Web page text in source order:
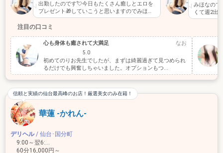
出勤したのです💘今日もたくさん癒しとエロを
プレゼント🎁していこうと思いますのでみほを
呼んでもらえたら嬉し…
みほなので
くて週2出
とでゆっ…
注目の口コミ
心も身体も癒されて大満足 なお
5.0
初めてのりお先生でしたが、まずは綺麗過ぎて見つめられ
るだけでも興奮しちゃいました。オプションもつ...
華蓮 -かれん-
デリヘル/ 仙台･国分町
9:00～翌6:00
60分16,000円～
信頼と実績の仙台最高峰のお店！厳選美女のみ在籍！